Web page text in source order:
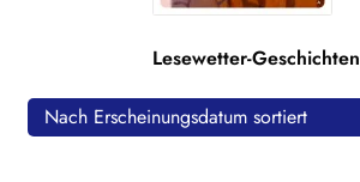
Search:
Lesewetter-Geschichten
Nach Erscheinungsdatum sortiert